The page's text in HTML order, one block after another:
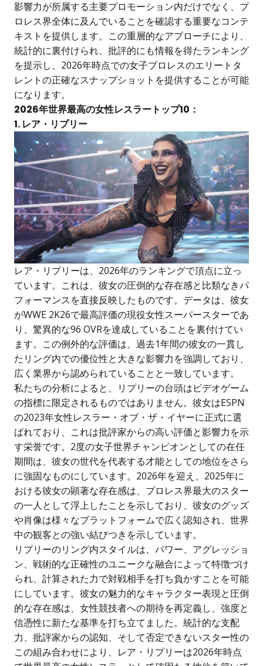
影響力が所属する主要プロモーション内だけでなく、プ
ロレス界全体に及んでいることを確認する重要なコンテ
キストを提供します。この重層的なアプローチにより、
統計的に裏付けられ、批評的にも情報を得たランキング
を提示し、2026年時点での女子プロレスのエリートタ
レントの正確なスナップショットを提供することが可能
になります。
2026年世界最高の女性レスラートップ10：
1. レア・リプリー
レア・リプリーは、2026年のランキングで頂点に立っ
ています。これは、彼女の圧倒的な存在感と比類なきパ
フォーマンスを直接反映したものです。データは、彼女
がWWE 2K26で最高評価の現役女性スーパースターであ
り、驚異的な96 OVRを達成していることを裏付けてい
ます。この例外的な評価は、過去1年間の彼女の一貫し
たリング内での優位性と大きな影響力を強調しており、
広く業界から認められていることと一致しています。
私たちの分析によると、リプリーの台頭はビデオゲーム
の指標に限定されるものではありません。彼女はESPN
の2023年女性レスラー・オブ・ザ・イヤーに正式に選
ばれており、これは批評家からの高い評価と影響力を示
す栄誉です。2度の女子世界チャンピオンとしての在任
期間は、彼女の世代を代表する才能としての地位をさら
に強固なものにしています。2026年を迎え、2025年に
おける彼女の顕著な存在感は、プロレス界最大のスター
の一人として浮上したことを示しており、彼女のグッズ
や肖像は様々なプラットフォームで広く認知され、世界
中の観客との強い結びつきを示しています。
リプリーのリング内スタイルは、パワー、アグレッショ
ン、戦術的な正確性のユニークな融合によって特徴づけ
られ、計算された力で対戦相手を打ち負かすことを可能
にしています。彼女の魅力的なキャラクター表現と圧倒
的な存在感は、女性競技者への期待を再定義し、強度と
信憑性に新たな基準を打ち立てました。統計的な支配
力、批評家からの認知、そして否定できないスター性の
この組み合わせにより、レア・リプリーは2026年時点